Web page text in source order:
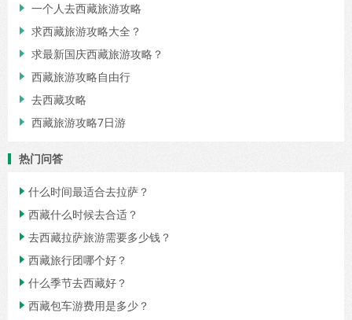
 一个人去西藏旅游攻略
 求西藏旅游攻略大全？
 求最新国庆西藏旅游攻略？
 西藏旅游攻略自由行
 去西藏攻略
 西藏旅游攻略7日游
热门问答
 什么时间最适合去拉萨？
 西藏什么时候去合适？
 去西藏拉萨旅游需要多少钱？
 西藏旅行团哪个好？
 什么季节去西藏好？
 西藏包车游费用是多少？